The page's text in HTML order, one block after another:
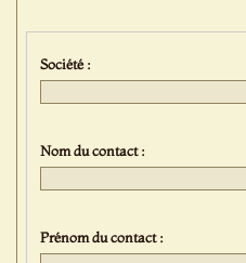
Société :
Nom du contact :
Prénom du contact :